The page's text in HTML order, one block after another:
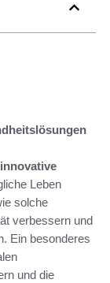
innovative
Leben
solche
verbessern und
Ein besonderes
und die